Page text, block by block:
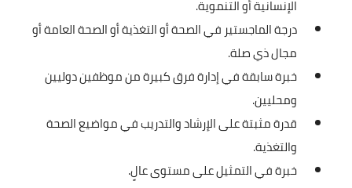
الإنسانية أو التنموية.
درجة الماجستير في الصحة أو التغذية أو الصحة العامة أو
مجال ذي صلة.
خبرة سابقة في إدارة فرق كبيرة من موظفين دوليين
ومحليين.
قدرة مثبتة على الإرشاد والتدريب في مواضيع الصحة
والتغذية.
خبرة في التمثيل على مستوى عالٍ.